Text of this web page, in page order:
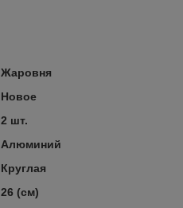
Жаровня
Новое
2 шт.
Алюминий
Круглая
26 (см)